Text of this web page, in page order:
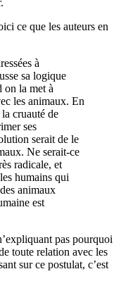
ce que les auteurs en
à
sa logique
on la met à
les animaux. En
cruauté de
ses
serait de le
Ne serait-ce
radicale, et
humains qui
animaux
est
pas pourquoi
toute relation avec les
sur ce postulat, c’est